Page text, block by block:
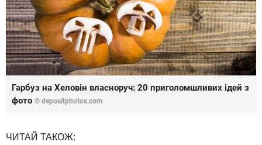
Гарбуз на Хеловін власноруч: 20 приголомшливих ідей з
фото © depositphotos.com
ЧИТАЙ ТАКОЖ: